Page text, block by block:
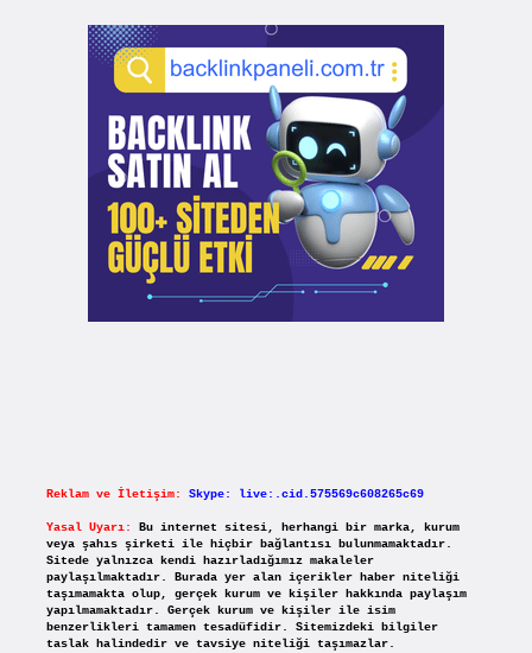
Reklam ve İletişim: Skype: live:.cid.575569c608265c69
Yasal Uyarı:
Bu internet sitesi, herhangi bir marka, kurum
veya şahıs şirketi ile hiçbir bağlantısı bulunmamaktadır.
Sitede yalnızca kendi hazırladığımız makaleler
paylaşılmaktadır. Burada yer alan içerikler haber niteliği
taşımamakta olup, gerçek kurum ve kişiler hakkında paylaşım
yapılmamaktadır. Gerçek kurum ve kişiler ile isim
benzerlikleri tamamen tesadüfidir. Sitemizdeki bilgiler
taslak halindedir ve tavsiye niteliği taşımazlar.